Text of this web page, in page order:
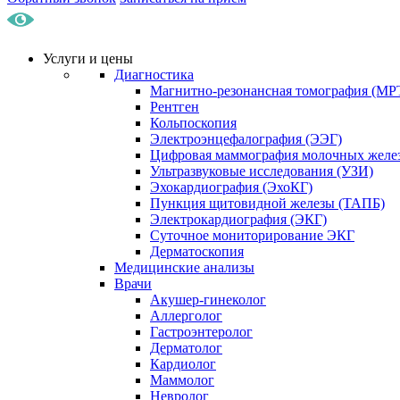
Услуги и цены
Диагностика
Магнитно-резонансная томография
Рентген
Кольпоскопия
Электроэнцефалография (ЭЭГ)
Цифровая маммография молочных
Ультразвуковые исследования (УЗИ)
Эхокардиография (ЭхоКГ)
Пункция щитовидной железы (ТАПБ)
Электрокардиография (ЭКГ)
Суточное мониторирование ЭКГ
Дерматоскопия
Медицинские анализы
Врачи
Акушер-гинеколог
Аллерголог
Гастроэнтеролог
Дерматолог
Кардиолог
Маммолог
Невролог